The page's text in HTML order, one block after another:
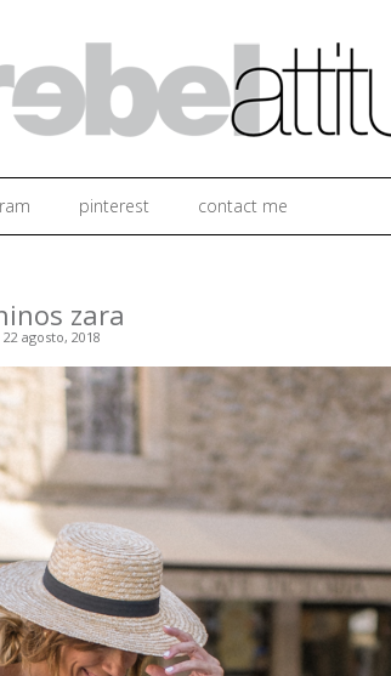
Ir al contenido
pinterest contact me
zara
22 agosto, 2018